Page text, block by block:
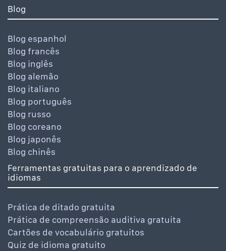
Blog
Blog espanhol
Blog francês
Blog inglês
Blog alemão
Blog italiano
Blog português
Blog russo
Blog coreano
Blog japonês
Blog chinês
Ferramentas gratuitas para o aprendizado de
idiomas
Prática de ditado gratuita
Prática de compreensão auditiva gratuita
Cartões de vocabulário gratuitos
Quiz de idioma gratuito